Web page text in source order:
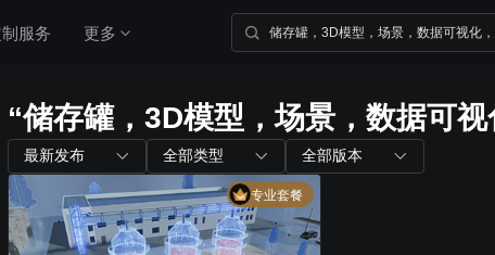
内置组件
图表组件
200+ 主流图表全支持
配套工
服务 更多
“储存罐，3D模型，场景，数据可
最新发布 全部类型 全部版本
专业套餐